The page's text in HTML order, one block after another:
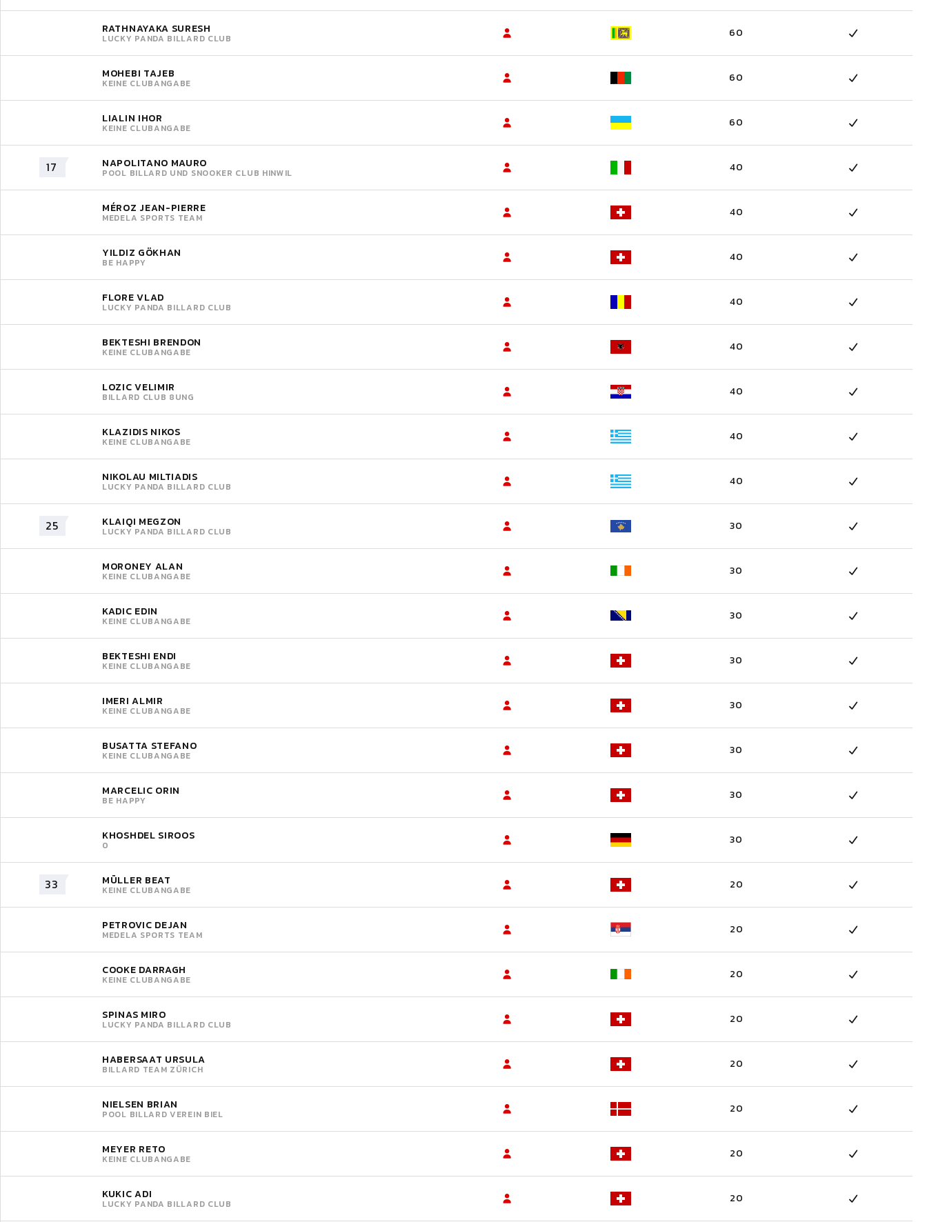
RATHNAYAKA SURESH
LUCKY PANDA BILLARD CLUB 60
MOHEBI TAJEB
KEINE CLUBANGABE 60
LIALIN IHOR
KEINE CLUBANGABE 60
17 NAPOLITANO MAURO
POOL BILLARD UND SNOOKER CLUB HINWIL 40
MÉROZ JEAN-PIERRE
MEDELA SPORTS TEAM 40
YILDIZ GÖKHAN
BE HAPPY 40
FLORE VLAD
LUCKY PANDA BILLARD CLUB 40
BEKTESHI BRENDON
KEINE CLUBANGABE 40
LOZIC VELIMIR
BILLARD CLUB 8UNG 40
KLAZIDIS NIKOS
KEINE CLUBANGABE 40
NIKOLAU MILTIADIS
LUCKY PANDA BILLARD CLUB 40
25 KLAIQI MEGZON
LUCKY PANDA BILLARD CLUB 30
MORONEY ALAN
KEINE CLUBANGABE 30
KADIC EDIN
KEINE CLUBANGABE 30
BEKTESHI ENDI
KEINE CLUBANGABE 30
IMERI ALMIR
KEINE CLUBANGABE 30
BUSATTA STEFANO
KEINE CLUBANGABE 30
MARCELIC ORIN
BE HAPPY 30
KHOSHDEL SIROOS
0 30
33 MÜLLER BEAT
KEINE CLUBANGABE 20
PETROVIC DEJAN
MEDELA SPORTS TEAM 20
COOKE DARRAGH
KEINE CLUBANGABE 20
SPINAS MIRO
LUCKY PANDA BILLARD CLUB 20
HABERSAAT URSULA
BILLARD TEAM ZÜRICH 20
NIELSEN BRIAN
POOL BILLARD VEREIN BIEL 20
MEYER RETO
KEINE CLUBANGABE 20
KUKIC ADI
LUCKY PANDA BILLARD CLUB 20